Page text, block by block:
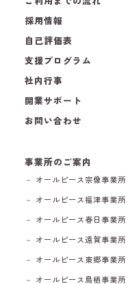
採用情報
自己評価表
支援プログラム
社内行事
開業サポート
お問い合わせ
事業所のご案内
－ オールピース宗像事業所
－ オールピース福津事業所
－ オールピース春日事業所
－ オールピース遠賀事業所
－ オールピース東郷事業所
－ オールピース鳥栖事業所